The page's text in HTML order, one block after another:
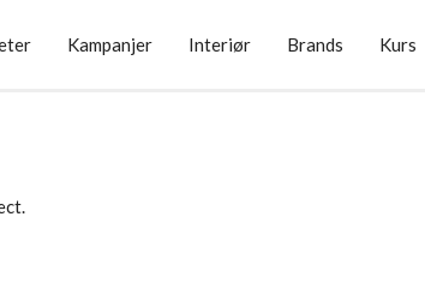
Kampanjer Interiør Brands Kurs